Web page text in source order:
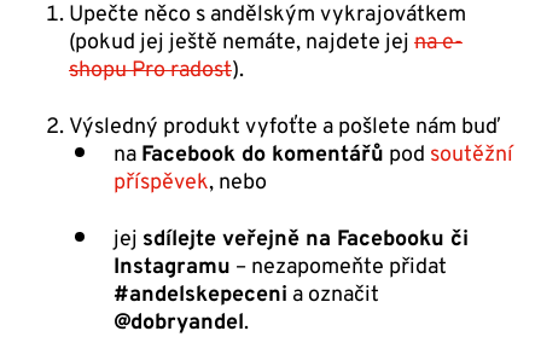
Upečte něco s andělským vykrajovátkem
(pokud jej ještě nemáte, najdete jej na e-
shopu Pro radost).
Výsledný produkt vyfoťte a pošlete nám buď
na Facebook do komentářů pod soutěžní
příspěvek, nebo
jej sdílejte veřejně na Facebooku či
Instagramu – nezapomeňte přidat
#andelskepeceni a označit
@dobryandel.